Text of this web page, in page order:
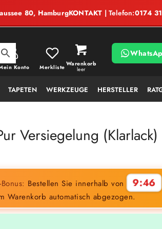
80, HamburgKONTAKT | Telefon:0174
Warenkorb
leer
Konto Merkliste
TAPETEN WERKZEUGE HERSTELLER
Versiegelung (Klarlack)
Bestellen Sie innerhalb von 9:45
Warenkorb automatisch abgezogen.